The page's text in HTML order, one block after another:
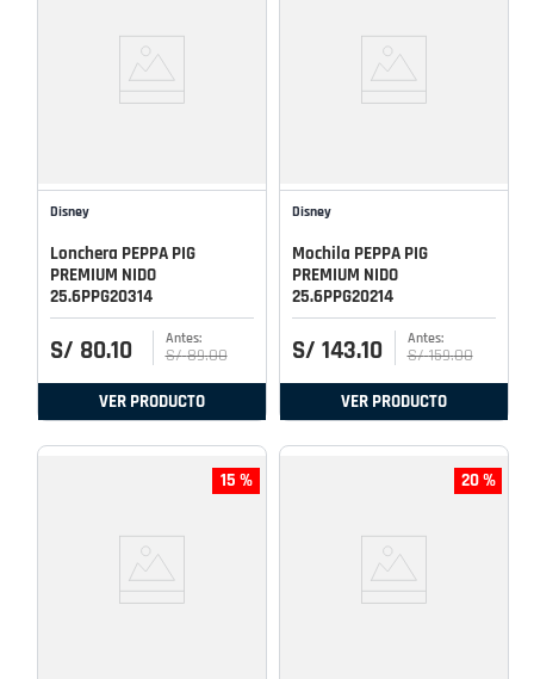
Disney
Lonchera PEPPA PIG
PREMIUM NIDO
25.6PPG20314
S/ 80.10 S/ 89.00
VER PRODUCTO
Disney
Mochila PEPPA PIG
PREMIUM NIDO
25.6PPG20214
S/ 143.10 S/ 159.00
VER PRODUCTO
15 % 20 %